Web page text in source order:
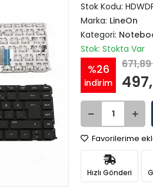
Stok Kodu:
Marka: LineOn
Kategori:
Stok: Stokta Var
%26
indirim
Favorilerime
Hızlı Gönderi